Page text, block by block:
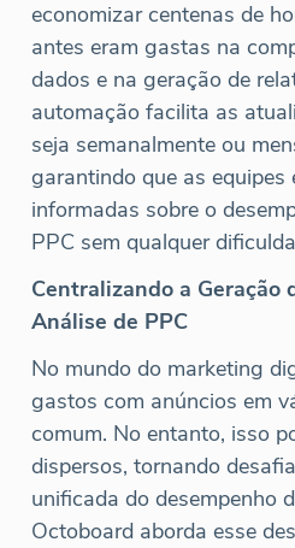
economizar centenas de
antes eram gastas na
dados e na geração de
automação facilita as
seja semanalmente ou
garantindo que as equipes
informadas sobre o
PPC sem qualquer
Centralizando a Geração
Análise de PPC
No mundo do marketing
gastos com anúncios em
comum. No entanto, isso
dispersos, tornando
unificada do desempenho
Octoboard aborda esse